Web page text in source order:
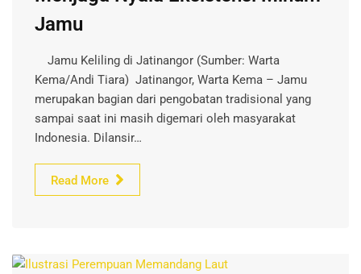
Jamu
Jamu Keliling di Jatinangor (Sumber: Warta
Kema/Andi Tiara) Jatinangor, Warta Kema – Jamu
merupakan bagian dari pengobatan tradisional yang
sampai saat ini masih digemari oleh masyarakat
Indonesia. Dilansir…
Read More